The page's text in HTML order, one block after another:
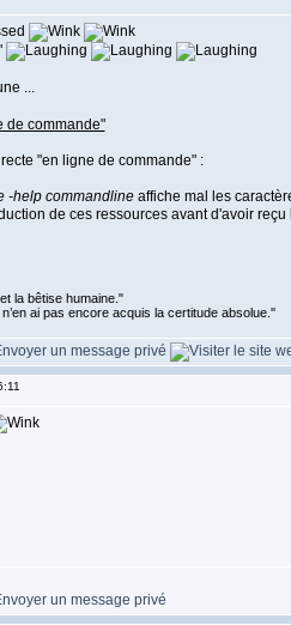
...
de commande"
"en ligne de commande" :
-help commandline affiche mal les
de ces ressources avant d'avoir
la bêtise humaine."
ai pas encore acquis la certitude absolue.''